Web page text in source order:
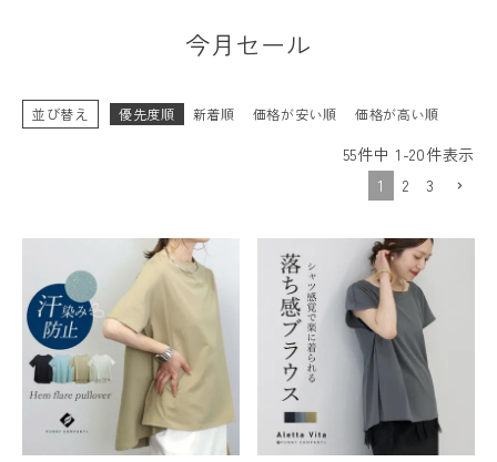
レディーストップス
今月セール
並び替え 優先度順 新着順 価格が安い順 価格が高い順
55件中 1 -20件表示
1
2 3